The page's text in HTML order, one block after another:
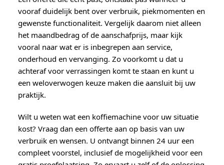
vooraf duidelijk bent over verbruik, piekmomenten en
gewenste functionaliteit. Vergelijk daarom niet alleen
het maandbedrag of de aanschafprijs, maar kijk
vooral naar wat er is inbegrepen aan service,
onderhoud en vervanging. Zo voorkomt u dat u
achteraf voor verrassingen komt te staan en kunt u
een weloverwogen keuze maken die aansluit bij uw
praktijk.
Wilt u weten wat een koffiemachine voor uw situatie
kost? Vraag dan een offerte aan op basis van uw
verbruik en wensen. U ontvangt binnen 24 uur een
compleet voorstel, inclusief de mogelijkheid voor een